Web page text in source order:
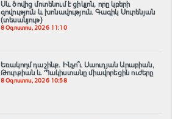
Սև ծովից մոտենում է ցիկլոն, որը կբերի
զովություն և խոնավություն․ Գագիկ Սուրենյան
(տեսանյութ)
8 Օգոստոս, 2026 11:10
Եռակողմ դաշինք․ Ինչո՞ւ Սաուդյան Արաբիան,
Թուրքիան և Պակիստանը միավորեցին ուժերը
8 Օգոստոս, 2026 10:58